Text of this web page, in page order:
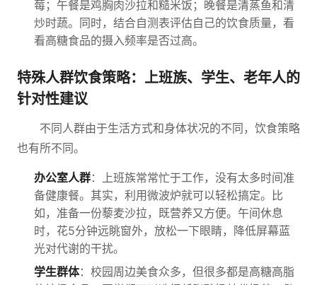
莓；午餐是鸡胸肉沙拉和糙米饭；晚餐是清蒸鱼和清
炒时蔬。同时，结合自测表评估自己的饮食质量，看
看高糖食品的摄入频率是否过高。
特殊人群饮食策略：上班族、学生、老年人的
针对性建议
不同人群由于生活方式和身体状况的不同，饮食策略
也有所不同。
办公室人群：上班族常常忙于工作，没有太多时间准
备健康餐。其实，利用微波炉就可以轻松搞定。比
如，准备一份藜麦沙拉，既营养又方便。午间休息
时，花5分钟远眺窗外，放松一下眼睛，降低屏幕蓝
光对代谢的干扰。
学生群体：校园周边美食众多，但很多都是高糖高脂